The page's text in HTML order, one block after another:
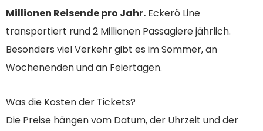
Millionen Reisende pro Jahr. Eckerö Line
transportiert rund 2 Millionen Passagiere jährlich.
Besonders viel Verkehr gibt es im Sommer, an
Wochenenden und an Feiertagen.
Was die Kosten der Tickets?
Die Preise hängen vom Datum, der Uhrzeit und der